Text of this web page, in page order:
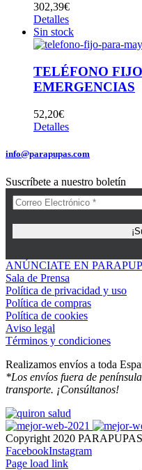
302,39€
Detalles
Sin stock
TELÉFONO
EMERGENCIAS
52,20€
Detalles
info@parapupas.com
Suscríbete a nuestro boletín
ANÚNCIATE EN
Sala de Prensa
Política de privacidad y uso
Política de compras
Política de cookies
Aviso legal
Términos y condiciones
Realizamos envíos a toda
*Los envíos fuera de
transporte. ¡Consúltanos!
Copyright 2020 PARAPUPAS
FacebookInstagram
Page load link